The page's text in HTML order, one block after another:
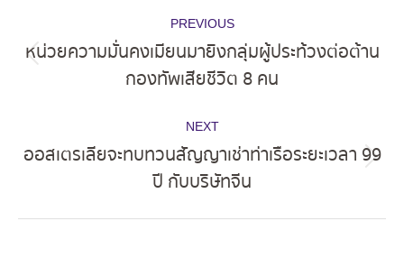
navigation
PREVIOUS
Previous
post:
หน่วยความมั่นคงเมียนมายิงกลุ่มผู้ประท้วงต่อต้าน
กองทัพเสียชีวิต 8 คน
NEXT
Next
post:
ออสเตรเลียจะทบทวนสัญญาเช่าท่าเรือระยะเวลา 99
ปี กับบริษัทจีน